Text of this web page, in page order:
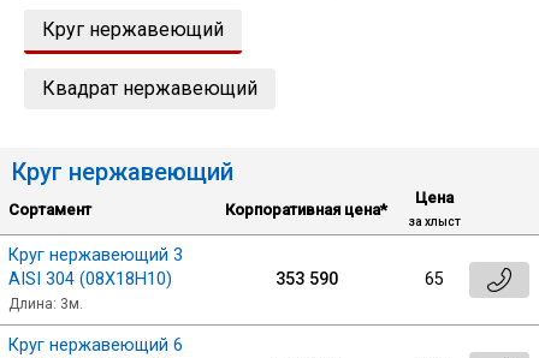
Швеллер
Полоса
Катанка
Круг
Круг нержавеющий
Квадрат нержавеющий
Сбросить настройки фильтра
Ок
Круг нержавеющий
Сортамент Корпоративная цена*
Цена
за хлыст
Круг нержавеющий 3
AISI 304 (08Х18Н10)
Длина: 3м.
353 590 65
Круг нержавеющий 6